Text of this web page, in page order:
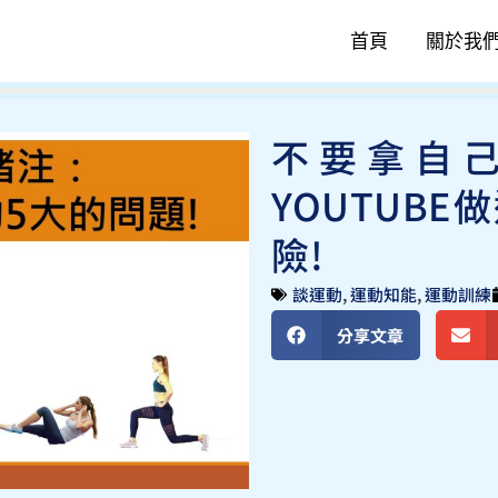
首頁 關於我
不要拿自
YOUTUBE
險!
談運動,運動知能,運動訓練
分享文章